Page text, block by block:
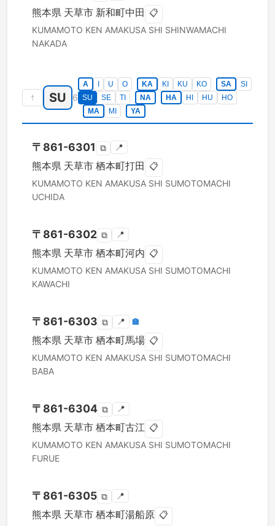
熊本県 天草市 新和町中田 📋
KUMAMOTO KEN AMAKUSA SHI SHINWAMACHI
NAKADA
↑ SU 6
A U O KA KI KU KO SA
SI
SU
SE TI NA HA HI HU
HO
MA
MI YA
〒 861-6301 ⧉ 📍
熊本県 天草市 栖本町打田 📋
KUMAMOTO KEN AMAKUSA SHI SUMOTOMACHI
UCHIDA
〒 861-6302 ⧉ 📍
熊本県 天草市 栖本町河内 📋
KUMAMOTO KEN AMAKUSA SHI SUMOTOMACHI
KAWACHI
〒 861-6303 ⧉ 📍 🏣
熊本県 天草市 栖本町馬場 📋
KUMAMOTO KEN AMAKUSA SHI SUMOTOMACHI
BABA
〒 861-6304 ⧉ 📍
熊本県 天草市 栖本町古江 📋
KUMAMOTO KEN AMAKUSA SHI SUMOTOMACHI
FURUE
〒 861-6305 ⧉ 📍
熊本県 天草市 栖本町湯船原 📋